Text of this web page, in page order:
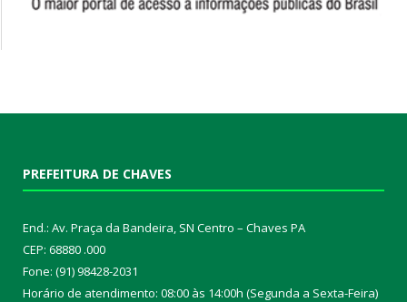
PREFEITURA DE CHAVES
End.: Av. Praça da Bandeira, SN Centro – Chaves PA
CEP: 68880 .000
Fone: (91) 98428-2031
Horário de atendimento: 08:00 às 14:00h (Segunda a Sexta-Feira)